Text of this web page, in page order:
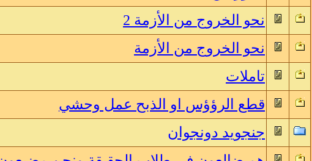
نحو الخروج من الأزمة 2
نحو الخروج من الأزمة
تاملات
قطع الرؤؤس او الذبح عمل وحشي
جنجويد دونجوان